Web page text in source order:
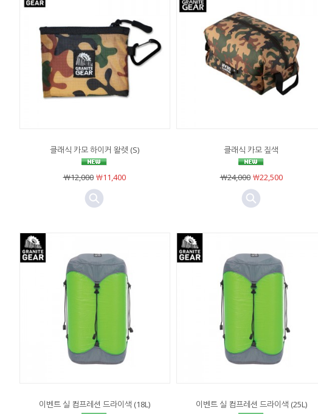
클래식 카모 하이커 왈렛 (S)
￦12,000￦11,400
클래식 카모 짚색
￦24,000￦22,500
이벤트 실 컴프레션 드라이색 (18L) 이벤트 실 컴프레션 드라이색 (25L)